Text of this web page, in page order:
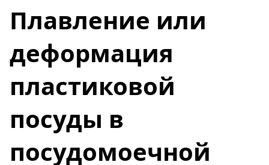
Плавление или
деформация
пластиковой
посуды в
посудомоечной